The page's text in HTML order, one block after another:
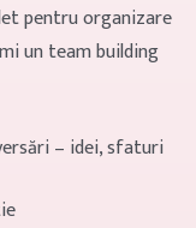
pentru organizare
un team building
– idei, sfaturi